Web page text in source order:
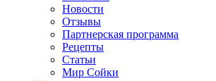
Новости
Отзывы
Партнерская программа
Рецепты
Статьи
Мир Сойки